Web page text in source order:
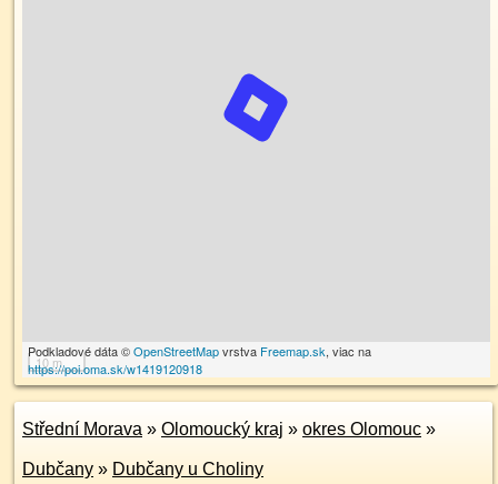
10 m
Podkladové dáta ©OpenStreetMapvrstva Freemap.sk, viac na
https://poi.oma.sk/w1419120918
Střední Morava » Olomoucký kraj » okres Olomouc »
Dubčany » Dubčany u Choliny